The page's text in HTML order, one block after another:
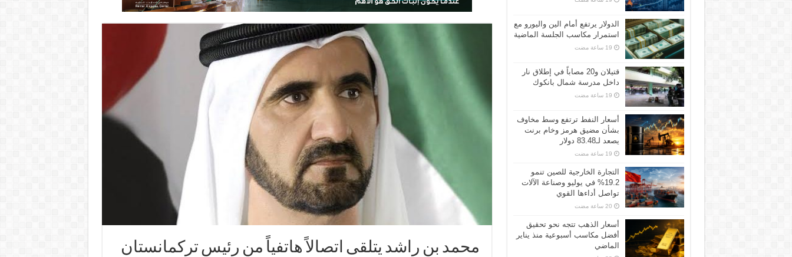
محمد بن راشد يتلقى اتصالاً هاتفياً من رئيس تركمانستان
الدولار يرتفع أمام الين واليورو مع
استمرار مكاسب الجلسة الماضية
قتيلان و20 مصاباً في إطلاق نار
داخل مدرسة شمال بانكوك
أسعار النفط ترتفع وسط مخاوف
بشأن مضيق هرمز وخام برنت
يصعد لـ83.48 دولار
التجارة الخارجية للصين تنمو
19.2% في يوليو وصناعة الآلات
تواصل أداءها القوي
أسعار الذهب تتجه نحو تحقيق
أفضل مكاسب أسبوعية منذ يناير
الماضي